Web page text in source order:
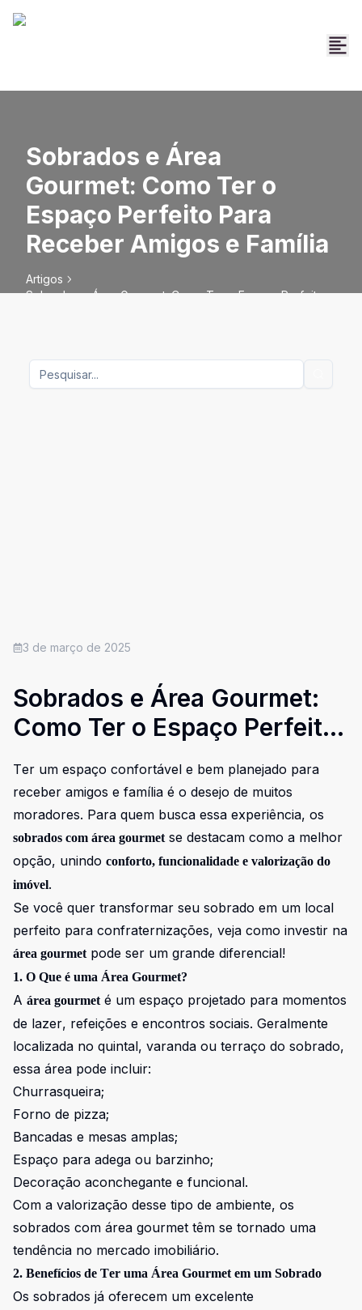
Sobrados e Área
Gourmet: Como Ter o
Espaço Perfeito Para
Receber Amigos e Família
Artigos
Sobrados e Área Gourmet: Como Ter o Espaço Perfeito
3 de março de 2025
Sobrados e Área Gourmet:
Como Ter o Espaço Perfeito
Para Receber Amigos e
Família
Ter um espaço confortável e bem planejado para
receber amigos e família é o desejo de muitos
moradores. Para quem busca essa experiência, os
sobrados com área gourmetse destacam como a melhor
opção, unindo conforto, funcionalidade e valorização do
imóvel.
Se você quer transformar seu sobrado em um local
perfeito para confraternizações, veja como investir na
área gourmetpode ser um grande diferencial!
1. O Que é uma Área Gourmet?
A área gourmeté um espaço projetado para momentos
de lazer, refeições e encontros sociais. Geralmente
localizada no quintal, varanda ou terraço do sobrado,
essa área pode incluir:
Churrasqueira;
Forno de pizza;
Bancadas e mesas amplas;
Espaço para adega ou barzinho;
Decoração aconchegante e funcional.
Com a valorização desse tipo de ambiente, os
sobrados com área gourmet têm se tornado uma
tendência no mercado imobiliário.
2. Benefícios de Ter uma Área Gourmet em um Sobrado
Os sobrados já oferecem um excelente